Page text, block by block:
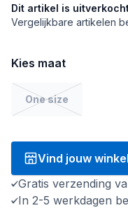
Dit artikel is
Vergelijkbare artikelen
Kies maat
One size
Vind jouw winkel
Gratis verzending
In 2-5 werkdagen